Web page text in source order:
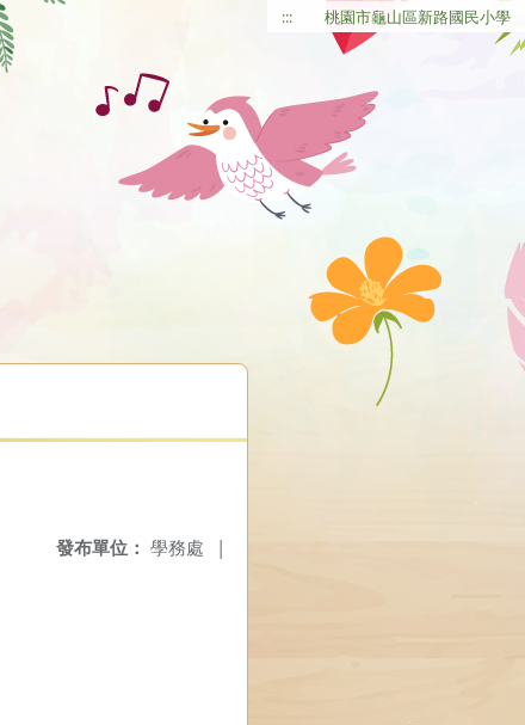
::: 桃園市龜山區新路國民小學
發布單位： 學務處 |